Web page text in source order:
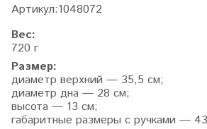
Артикул:1048072
Вес:
720 г
Размер:
диаметр верхний — 35,5 см;
диаметр дна — 28 см;
высота — 13 см;
габаритные размеры с ручками —